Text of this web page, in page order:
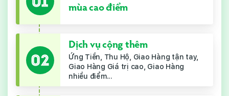
mùa cao điểm
Dịch vụ cộng thêm
Ứng Tiền, Thu Hộ, Giao Hàng tận tay,
Giao Hàng Giá trị cao, Giao Hàng
nhiều điểm...